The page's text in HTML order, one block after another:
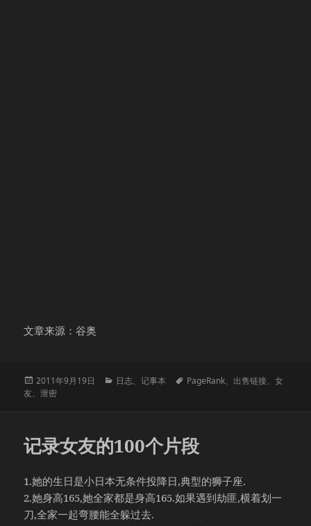
文章来源：谷奥
发
布
2011年9月19日
分
日志、记事本
标
PageRank、出售链接、女
友、泄密
记录女友的100个片段
1.她的生日是小日本无条件投降日,典型的狮子座.
2.她身高165,她全家都是身高165.如果遇到劫匪,横着划一
刀,全家一起弯腰能全躲过去.